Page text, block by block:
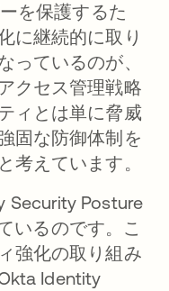
を保護するた
に継続的に取り
っているのが、
クセス管理戦略
ィとは単に脅威
固な防御体制を
考えています。
Security Posture
いるのです。こ
強化の取り組み
Identity